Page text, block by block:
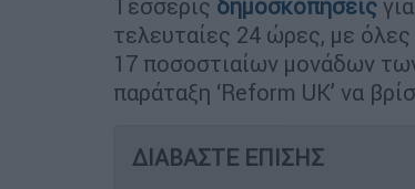
Τέσσερις δημοσκοπήσεις
τελευταίες 24 ώρες, με
17 ποσοστιαίων μονάδων
παράταξη ‘Reform UK’ να
ΔΙΑΒΑΣΤΕ ΕΠΙΣΗΣ